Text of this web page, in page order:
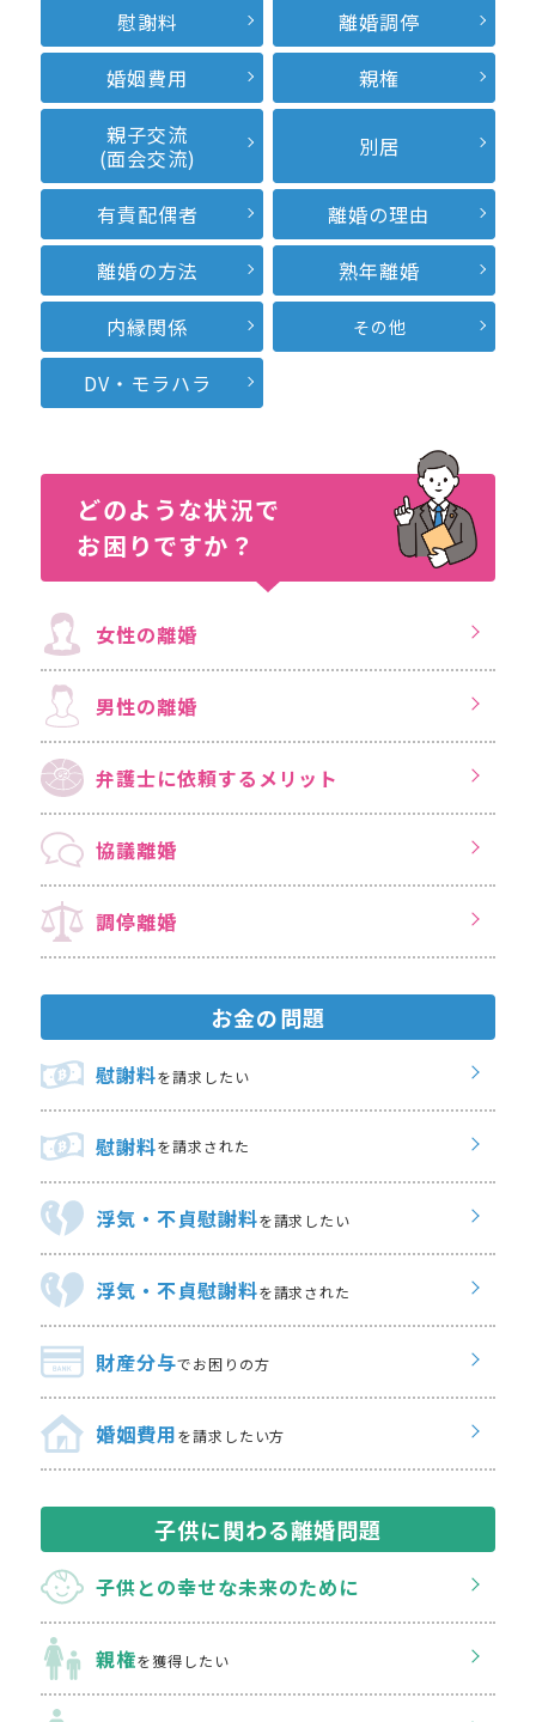
慰謝料
離婚調停
婚姻費用
親権
親子交流
(面会交流)
別居
有責配偶者
離婚の理由
離婚の方法
熟年離婚
内縁関係
その他
DV・モラハラ
どのような状況で
お困りですか？
女性の離婚
男性の離婚
弁護士に依頼するメリット
協議離婚
調停離婚
お金の問題
慰謝料を請求したい
慰謝料を請求された
浮気・不貞慰謝料を請求したい
浮気・不貞慰謝料を請求された
財産分与でお困りの方
婚姻費用を請求したい方
子供に関わる離婚問題
子供との幸せな未来のために
親権を獲得したい